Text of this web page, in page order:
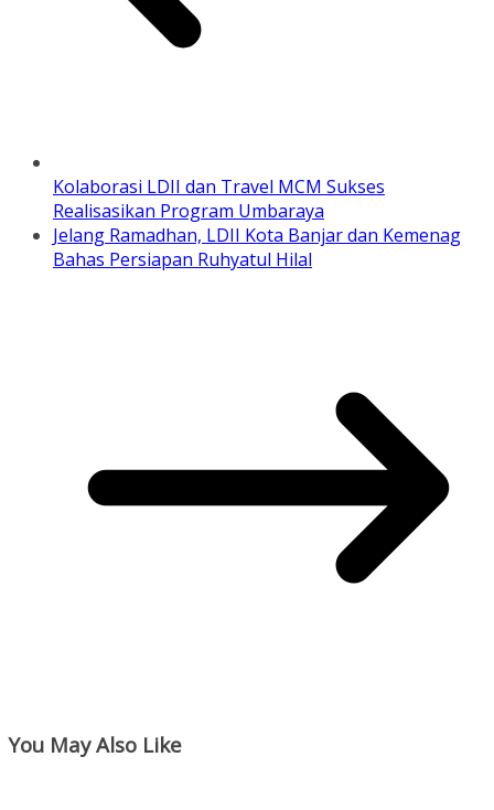
Kolaborasi LDII dan Travel MCM Sukses
Realisasikan Program Umbaraya
Jelang Ramadhan, LDII Kota Banjar dan Kemenag
Bahas Persiapan Ruhyatul Hilal
You May Also Like